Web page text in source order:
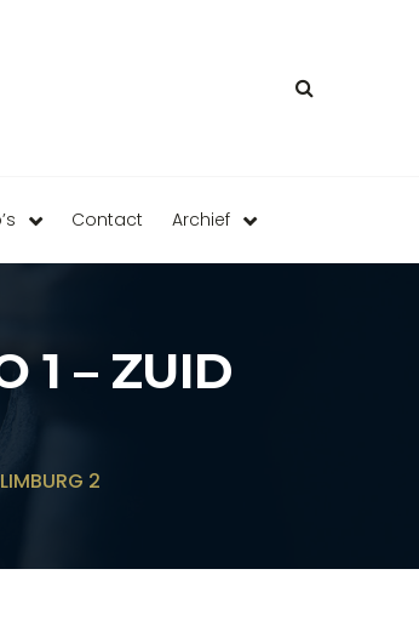
Contact Archief
1 – ZUID
2